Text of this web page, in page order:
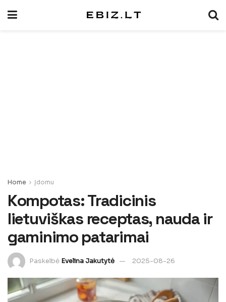
Home Įdomu
Kompotas: Tradicinis
lietuviškas receptas, nauda ir
gaminimo patarimai
Paskelbė Evelina Jakutytė 2025-08-26